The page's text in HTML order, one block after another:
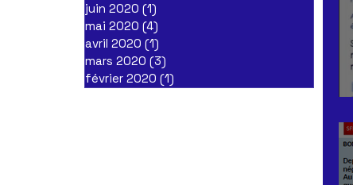
juin 2020 (1)
mai 2020 (4)
avril 2020 (1)
mars 2020 (3)
février 2020 (1)